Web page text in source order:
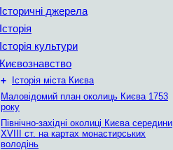
Історичні джерела
Історія
Історія культури
Києвознавство
+
Історія міста Києва
Маловідомий план околиць Києва 1753
року
Північно-західні околиці Києва середини
XVIII ст. на картах монастирських
володінь